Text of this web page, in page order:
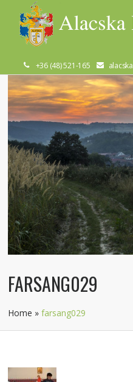
+36 (48) 521-165
FARSANG029
Home »farsang029